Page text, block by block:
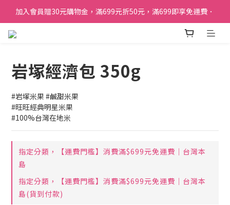
加入會員贈30元購物金，滿699元折50元，滿699即享免運費．
加入會員贈30元購物金，滿699元折50元，滿699即享免運費．
岩塚經濟包 350g
#岩塚米果 #鹹甜米果
#旺旺經典明星米果
#100%台灣在地米
指定分類，【運費門檻】消費滿$699元免運費｜台灣本
島
指定分類，【運費門檻】消費滿$699元免運費｜台灣本
島(貨到付款)